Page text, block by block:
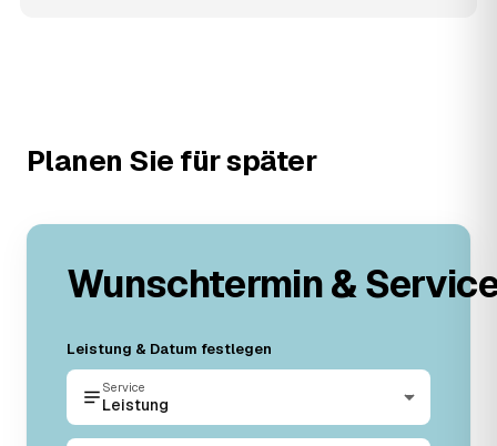
Planen Sie für später
Wunschtermin &
Leistung & Datum festlegen
Service
Leistung